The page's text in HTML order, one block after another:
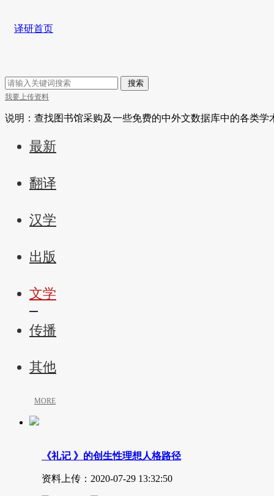
译研首页
搜索
我要上传资料
说明：查找图书馆采购及一些免费的中外文数据库中的各类学
最新
翻译
汉学
出版
文学
传播
其他
MORE
《礼记 》的创生性理想人格路径
资料上传：2020-07-29 13:32:50